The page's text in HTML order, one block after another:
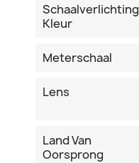
Schaalverlichting
Kleur
Meterschaal
Lens
Land Van
Oorsprong